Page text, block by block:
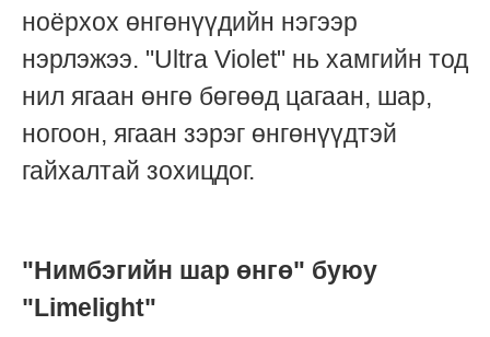
ноёрхох өнгөнүүдийн нэгээр
нэрлэжээ. "Ultra Violet" нь хамгийн тод
нил ягаан өнгө бөгөөд цагаан, шар,
ногоон, ягаан зэрэг өнгөнүүдтэй
гайхалтай зохицдог.
"Нимбэгийн шар өнгө" буюу
"Limelight"